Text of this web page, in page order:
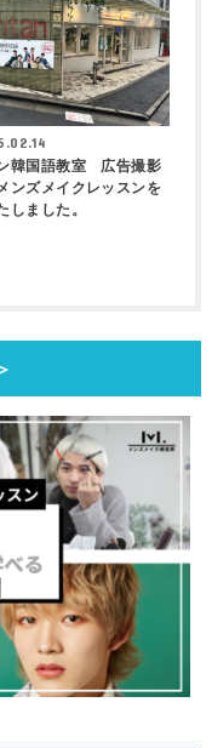
韓国語教室 広告撮影
ンズメイクレッスンを
しました。